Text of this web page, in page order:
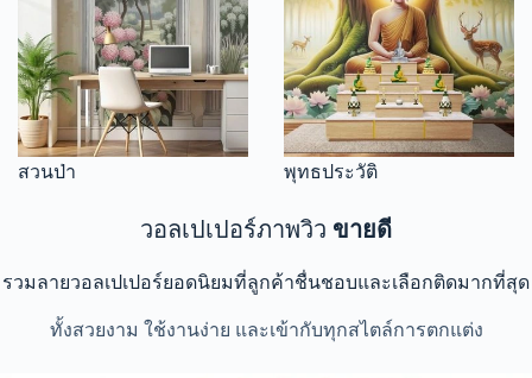
สวนป่า พุทธประวัติ
วอลเปเปอร์ภาพวิว ขายดี
รวมลายวอลเปเปอร์ยอดนิยมที่ลูกค้าชื่นชอบและเลือกติดมากที่สุด
ทั้งสวยงาม ใช้งานง่าย และเข้ากับทุกสไตล์การตกแต่ง